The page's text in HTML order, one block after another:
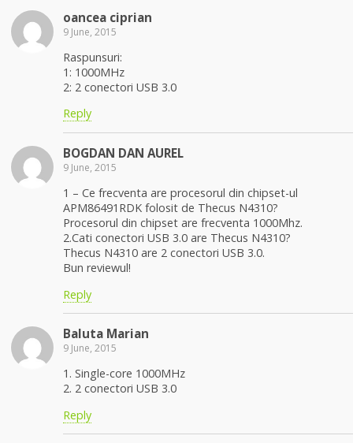
oancea ciprian
9 June, 2015
Raspunsuri:
1: 1000MHz
2: 2 conectori USB 3.0
Reply
BOGDAN DAN AUREL
9 June, 2015
1 – Ce frecventa are procesorul din chipset-ul
APM86491RDK folosit de Thecus N4310?
Procesorul din chipset are frecventa 1000Mhz.
2.Cati conectori USB 3.0 are Thecus N4310?
Thecus N4310 are 2 conectori USB 3.0.
Bun reviewul!
Reply
Baluta Marian
9 June, 2015
1. Single-core 1000MHz
2. 2 conectori USB 3.0
Reply